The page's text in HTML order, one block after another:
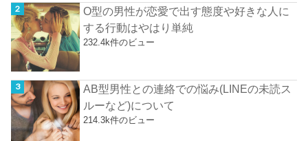
O型の男性が恋愛で出す態度や好きな人に
する行動はやはり単純
232.4k件のビュー
AB型男性との連絡での悩み(LINEの未読ス
ルーなど)について
214.3k件のビュー